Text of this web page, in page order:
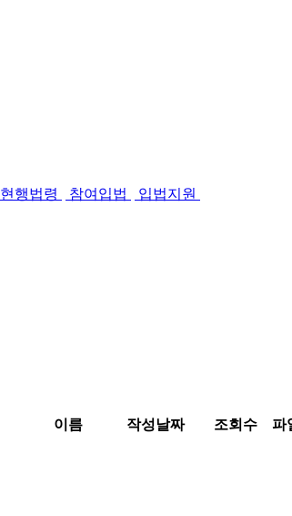
현행법령 참여입법
입법지원
이름 작성날짜 조회수
파